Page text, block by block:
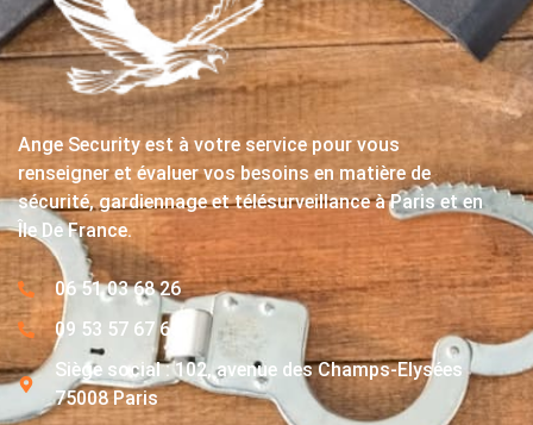
Ange Security est à votre service pour vous
renseigner et évaluer vos besoins en matière de
sécurité, gardiennage et télésurveillance à Paris et en
Île De France.
06 51 03 68 26
09 53 57 67 63
Siège social : 102, avenue des Champs-Elysées
75008 Paris